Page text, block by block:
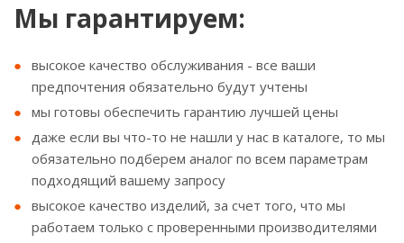
Мы гарантируем:
высокое качество обслуживания - все ваши
предпочтения обязательно будут учтены
мы готовы обеспечить гарантию лучшей цены
даже если вы что-то не нашли у нас в каталоге, то мы
обязательно подберем аналог по всем параметрам
подходящий вашему запросу
высокое качество изделий, за счет того, что мы
работаем только с проверенными производителями